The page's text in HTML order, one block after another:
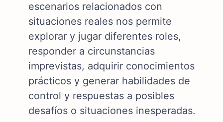
escenarios relacionados con
situaciones reales nos permite
explorar y jugar diferentes roles,
responder a circunstancias
imprevistas, adquirir conocimientos
prácticos y generar habilidades de
control y respuestas a posibles
desafíos o situaciones inesperadas.